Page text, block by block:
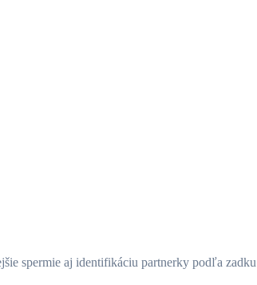
spermie aj identifikáciu partnerky podľa zadku